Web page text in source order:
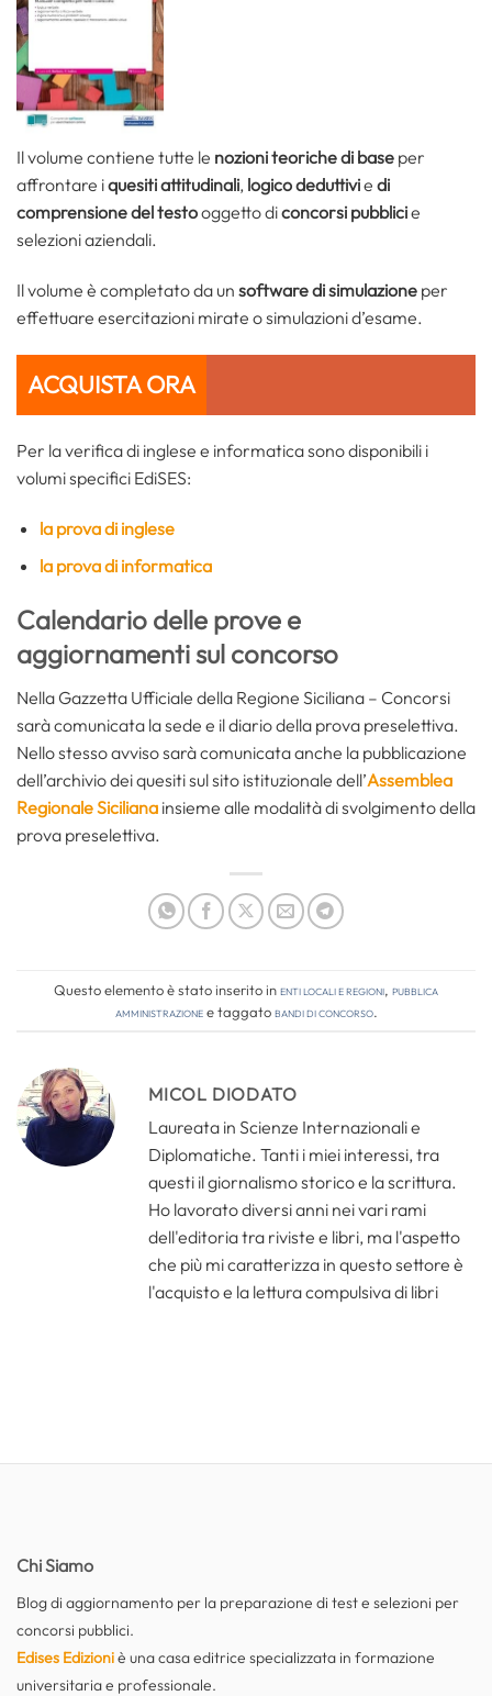
Il volume contiene tutte le nozioni teoriche di base per
affrontare iquesiti attitudinali, logico deduttivie di
comprensione del testooggetto diconcorsi pubblicie
selezioni aziendali.
Il volume è completato da un software di simulazione per
effettuare esercitazioni mirate o simulazioni d’esame.
ACQUISTA ORA
Per la verifica di inglese e informatica sono disponibili i
volumi specifici EdiSES:
la prova di inglese
la prova di informatica
Calendario delle prove e
aggiornamenti sul concorso
Nella Gazzetta Ufficiale della Regione Siciliana – Concorsi
sarà comunicata la sede e il diario della prova preselettiva.
Nello stesso avviso sarà comunicata anche la pubblicazione
dell’archivio dei quesiti sul sito istituzionale dell’Assemblea
Regionale Siciliana insieme alle modalità di svolgimento della
prova preselettiva.
Questo elemento è stato inserito inEnti locali e regioni, Pubblica
amministrazionee taggatobandi di concorso.
MICOL DIODATO
Laureata in Scienze Internazionali e
Diplomatiche. Tanti i miei interessi, tra
questi il giornalismo storico e la scrittura.
Ho lavorato diversi anni nei vari rami
dell'editoria tra riviste e libri, ma l'aspetto
che più mi caratterizza in questo settore è
l'acquisto e la lettura compulsiva di libri
Chi Siamo
Blog di aggiornamento per la preparazione di test e selezioni per
concorsi pubblici.
Edises Edizioniè una casa editrice specializzata in formazione
universitaria e professionale.